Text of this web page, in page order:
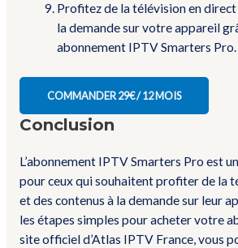
Profitez de la télévision en direct
la demande sur votre appareil
abonnement IPTV Smarters Pro.
COMMANDER 29€ / 12 MOIS
Conclusion
L’abonnement IPTV Smarters Pro est
pour ceux qui souhaitent profiter de la
et des contenus à la demande sur leur
les étapes simples pour acheter votre
site officiel d’Atlas IPTV France, vous